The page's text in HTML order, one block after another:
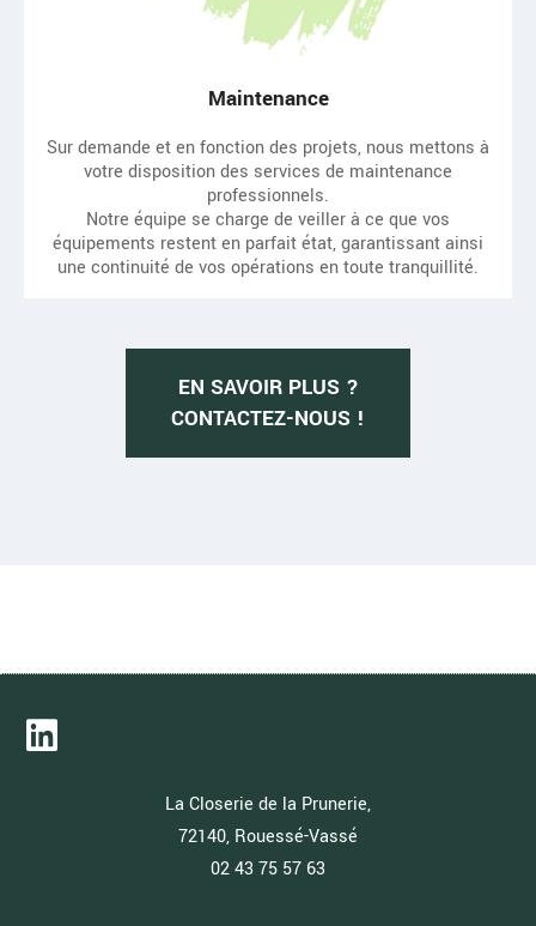
Maintenance
Sur demande et en fonction des projets, nous mettons à
votre disposition des services de maintenance
professionnels.
Notre équipe se charge de veiller à ce que vos
équipements restent en parfait état, garantissant ainsi
une continuité de vos opérations en toute tranquillité.
EN SAVOIR PLUS ?
CONTACTEZ-NOUS !
La Closerie de la Prunerie,
72140, Rouessé-Vassé
02 43 75 57 63